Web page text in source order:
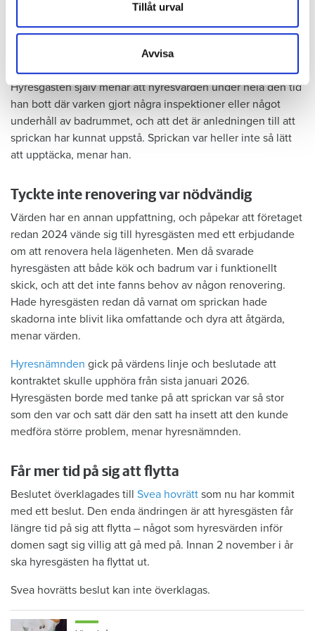
Dessa kan i sin tur kombinera informationen med annan
information som du har tillhandahållit eller som de har
samlat in när du har använt deras tjänster.
Tillåt urval
Avvisa
Hyresgästen borde ha upptäckt och larmat om glipan i duschväggen, menar
Hyresgästen själv menar att hyresvärden under hela den tid
han bott där varken gjort några inspektioner eller något
underhåll av badrummet, och att det är anledningen till att
sprickan har kunnat uppstå. Sprickan var heller inte så lätt
att upptäcka, menar han.
Tyckte inte renovering var nödvändig
Värden har en annan uppfattning, och påpekar att företaget
redan 2024 vände sig till hyresgästen med ett erbjudande
om att renovera hela lägenheten. Men då svarade
hyresgästen att både kök och badrum var i funktionellt
skick, och att det inte fanns behov av någon renovering.
Hade hyresgästen redan då varnat om sprickan hade
skadorna inte blivit lika omfattande och dyra att åtgärda,
menar värden.
Hyresnämnden gick på värdens linje och beslutade att
kontraktet skulle upphöra från sista januari 2026.
Hyresgästen borde med tanke på att sprickan var så stor
som den var och satt där den satt ha insett att den kunde
medföra större problem, menar hyresnämnden.
Får mer tid på sig att flytta
Beslutet överklagades till Svea hovrätt som nu har kommit
med ett beslut. Den enda ändringen är att hyresgästen får
längre tid på sig att flytta – något som hyresvärden inför
domen sagt sig villig att gå med på. Innan 2 november i år
ska hyresgästen ha flyttat ut.
Svea hovrätts beslut kan inte överklagas.